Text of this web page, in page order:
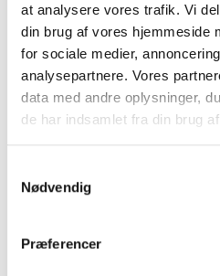
at analysere vores trafik. Vi
din brug af vores hjemmeside
for sociale medier,
analysepartnere. Vores
data med andre oplysninger,
de har indsamlet fra din brug
Nødvendig
Præferencer